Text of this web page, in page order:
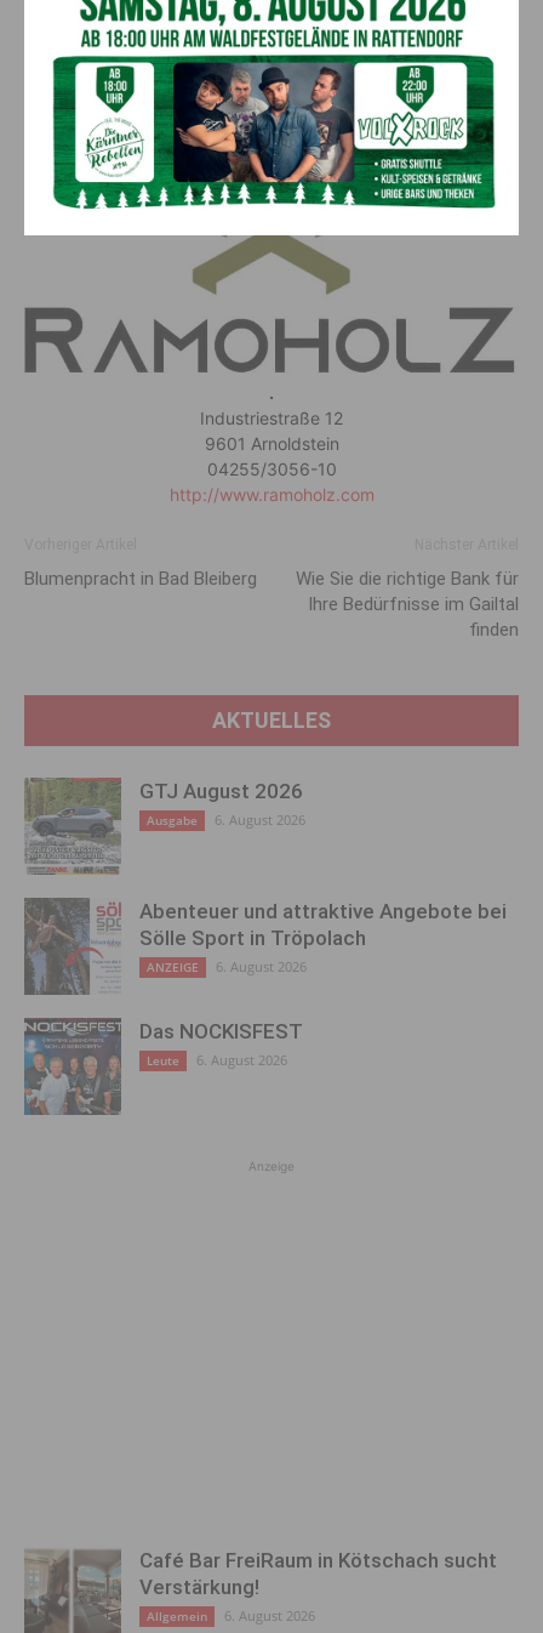
und die Tischler glücklich sind. Das Funkeln in ihren Augen,
wenn sie das Holz im Lager entdecken, ist für mich
unbezahlbar. Ob großer Betrieb oder kleiner Künstler – bei uns
findet jeder das passende Holz“, so Patterer.
.
Industriestraße 12
9601 Arnoldstein
04255/3056-10
http://www.ramoholz.com
Blumenpracht in Bad Bleiberg
Wie Sie die richtige Bank für
Ihre Bedürfnisse im Gailtal
finden
AKTUELLES
GTJ August 2026
Ausgabe 6. August 2026
Abenteuer und attraktive Angebote bei
Sölle Sport in Tröpolach
ANZEIGE 6. August 2026
Das NOCKISFEST
Leute 6. August 2026
Anzeige
Café Bar FreiRaum in Kötschach sucht
Verstärkung!
Allgemein 6. August 2026